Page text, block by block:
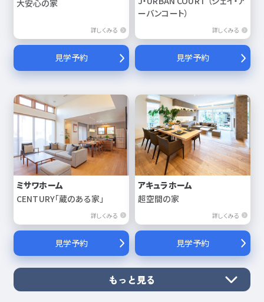
大安心の家
詳しくみる
見学予約
ーバンコート）
詳しくみる
見学予約
ミサワホーム
CENTURY「蔵のある家」
詳しくみる
見学予約
アキュラホーム
超空間の家
詳しくみる
見学予約
もっと見る